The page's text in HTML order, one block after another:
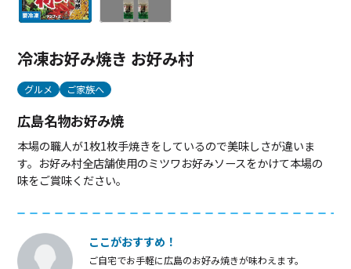
冷凍お好み焼き お好み村
グルメ ご家族へ
広島名物お好み焼
本場の職人が1枚1枚手焼きをしているので美味しさが違いま
す。お好み村全店舗使用のミツワお好みソースをかけて本場の
味をご賞味ください。
ここがおすすめ！
ご自宅でお手軽に広島のお好み焼きが味わえます。